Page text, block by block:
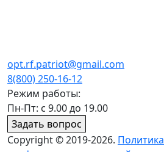
opt.rf.patriot@gmail.com
8(800) 250-16-12
Режим работы:
Пн-Пт: с 9.00 до 19.00
Задать вопрос
Copyright © 2019-2026. Политика